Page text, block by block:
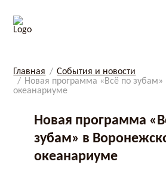
Главная
События и новости
Новая программа «Всё по
океанариуме
Новая программа
зубам» в
океанариуме